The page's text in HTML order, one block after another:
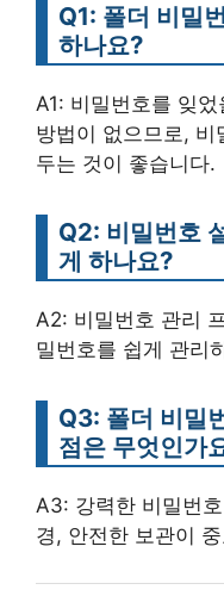
Q1: 폴더 비밀
하나요?
A1: 비밀번호를 잊
방법이 없으므로, 비
두는 것이 좋습니다.
Q2: 비밀번호
게 하나요?
A2: 비밀번호 관리
밀번호를 쉽게 관리
Q3: 폴더 비밀
점은 무엇인가
A3: 강력한 비밀번
경, 안전한 보관이